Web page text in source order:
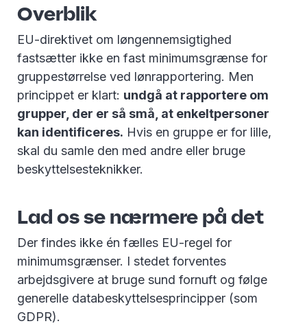
Overblik
EU-direktivet om løngennemsigtighed
fastsætter ikke en fast minimumsgrænse for
gruppestørrelse ved lønrapportering. Men
princippet er klart: undgå at rapportere om
grupper, der er så små, at enkeltpersoner
kan identificeres. Hvis en gruppe er for lille,
skal du samle den med andre eller bruge
beskyttelsesteknikker.
Lad os se nærmere på det
Der findes ikke én fælles EU-regel for
minimumsgrænser. I stedet forventes
arbejdsgivere at bruge sund fornuft og følge
generelle databeskyttelsesprincipper (som
GDPR).